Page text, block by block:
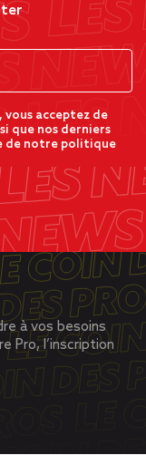
vous acceptez de
que nos derniers
de notre politique
à vos besoins
Pro, l’inscription